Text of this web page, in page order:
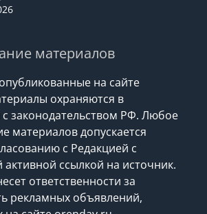
материалов
на сайте
охраняются в
с законодательством РФ. Любое
материалов допускается
с Редакцией с
активной ссылкой на источник.
ответственности за
рекламных объявлений,